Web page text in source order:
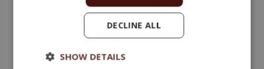
Une friandise à base de viande, aliment complémentaire
DECLINE ALL
SHOW DETAILS